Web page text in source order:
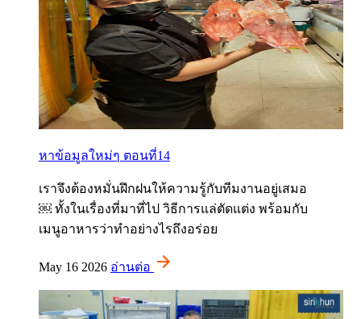
หาข้อมูลใหม่ๆ ตอนที่14
เราจึงต้องหมั่นฝึกฝนให้ความรู้กับทีมงานอยู่เสมอ
￼ ทั้งในเรื่องที่มาที่ไป วิธีการแล่ตัดแต่ง พร้อมกับ
เมนูอาหารว่าทำอย่างไรถึงอร่อย
May 16 2026 อ่านต่อ